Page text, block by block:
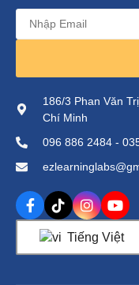
186/3 Phan Văn
Chí Minh
096 886 2484 -
Tiếng Việt